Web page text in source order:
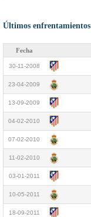
Últimos enfrentamientos
Fecha
30-11-2008
23-04-2009
13-09-2009
04-02-2010
07-02-2010
11-02-2010
03-01-2011
10-05-2011
18-09-2011